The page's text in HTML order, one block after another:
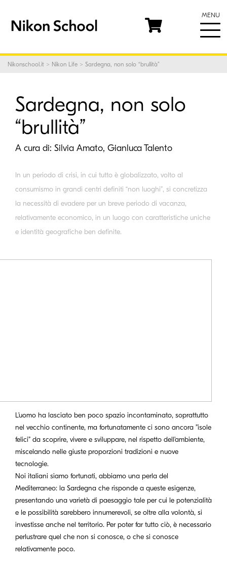
MENU
Nikonschool.it > Nikon Life > Sardegna, non solo “brullità”
Sardegna, non solo
“brullità”
A cura di: Silvia Amato, Gianluca Talento
In un periodo di crisi, in cui tutto è globalizzato, volto al
consumismo in grandi centri definiti “non luoghi”, si concretizza
la necessità di evadere per un breve periodo di vacanza,
relativamente economico, in un luogo con caratteristiche uniche
e identità geografiche ben definite.
L’uomo ha lasciato ben poco spazio incontaminato, soprattutto
nel vecchio continente, ma fortunatamente ci sono ancora ”isole
felici” da scoprire, vivere e sviluppare, nel rispetto dell’ambiente,
miscelando nelle giuste proporzioni tradizioni e nuove
tecnologie.
Noi italiani siamo fortunati, abbiamo una perla del
Mediterraneo: la Sardegna che risponde a queste esigenze,
presentando una varietà di paesaggio tale per cui le potenzialità
e le possibilità sarebbero innumerevoli, se oltre alla volontà, si
investisse anche nel territorio. Per poter far tutto ciò, è necessario
perlustrare quel che non si conosce, o che si conosce
relativamente poco.